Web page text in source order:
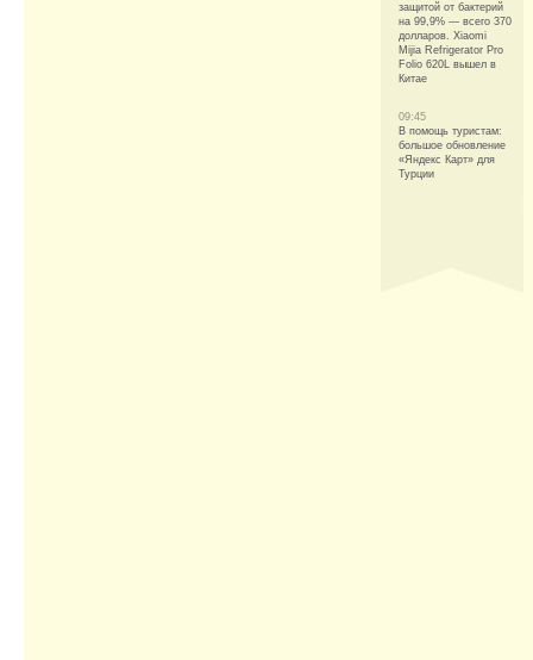
защитой от бактерий
на 99,9% — всего 370
долларов. Xiaomi
Mijia Refrigerator Pro
Folio 620L вышел в
Китае
09:45
В помощь туристам:
большое обновление
«Яндекс Карт» для
Турции